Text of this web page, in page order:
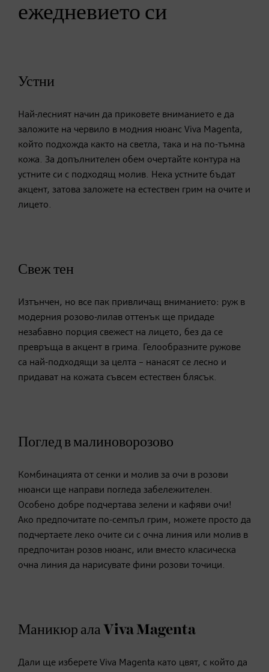
ежедневието си
Устни
Най-лесният начин да приковете вниманието е да
заложите на червило в модния нюанс Viva Magenta,
който подхожда както на светла, така и на по-тъмна
кожа. За допълнителен обем очертайте контура на
устните си с подходящ молив. Нека устните бъдат
акцент, затова заложете на естествен грим на очите и
лицето.
Свеж тен
Изтънчен, но все пак привличащ вниманието: руж в
модерния розово-лилав оттенък ще придаде
незабавно порция свежест на лицето, без да се
превръща в акцент в грима. Гелообразните ружове
са най-подходящи за целта – нанасят се лесно и
придават на кожата съвсем естествен блясък.
Поглед в малиноворозово
Комбинацията от сенки и молив за очи в розови
нюанси ще направи погледа забележителен.
Особено добре подчертава зелени и кафяви очи!
Ако предпочитате по-семпъл грим, можете просто да
подчертаете леко очите си с очна линия или молив в
предпочитан розов нюанс, или вместо класическа
очна линия да нарисувате фини розови точици.
Маникюр ала Viva Magenta
Дали ще изберете Viva Magenta като цвят, с който да